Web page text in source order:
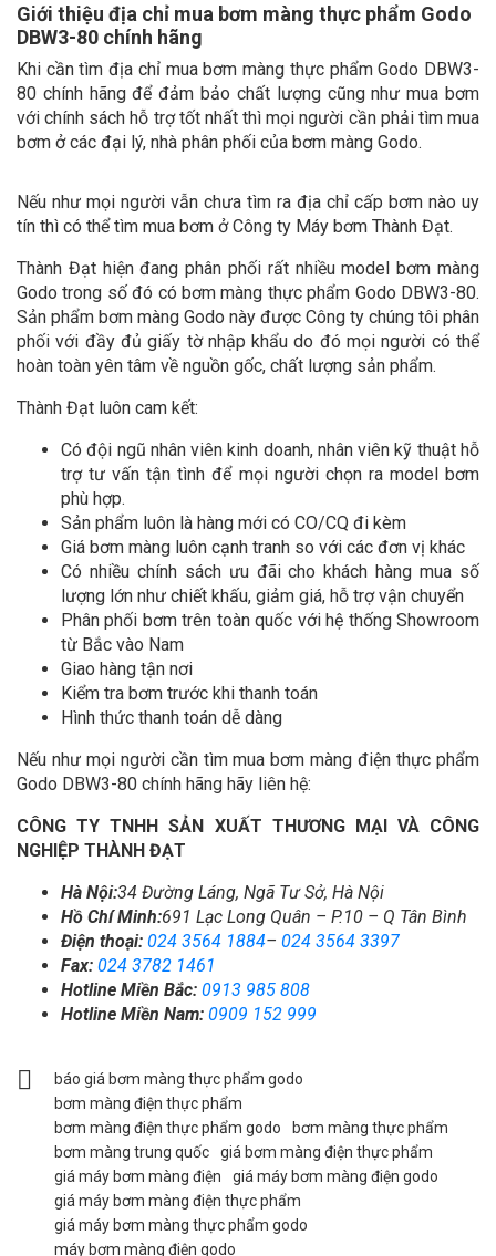
Giới thiệu địa chỉ mua bơm màng thực phẩm Godo
DBW3-80 chính hãng
Khi cần tìm địa chỉ mua bơm màng thực phẩm Godo DBW3-
80 chính hãng để đảm bảo chất lượng cũng như mua bơm
với chính sách hỗ trợ tốt nhất thì mọi người cần phải tìm mua
bơm ở các đại lý, nhà phân phối của bơm màng Godo.
Nếu như mọi người vẫn chưa tìm ra địa chỉ cấp bơm nào uy
tín thì có thể tìm mua bơm ở Công ty Máy bơm Thành Đạt.
Thành Đạt hiện đang phân phối rất nhiều model bơm màng
Godo trong số đó có bơm màng thực phẩm Godo DBW3-80.
Sản phẩm bơm màng Godo này được Công ty chúng tôi phân
phối với đầy đủ giấy tờ nhập khẩu do đó mọi người có thể
hoàn toàn yên tâm về nguồn gốc, chất lượng sản phẩm.
Thành Đạt luôn cam kết:
Có đội ngũ nhân viên kinh doanh, nhân viên kỹ thuật hỗ
trợ tư vấn tận tình để mọi người chọn ra model bơm
phù hợp.
Sản phẩm luôn là hàng mới có CO/CQ đi kèm
Giá bơm màng luôn cạnh tranh so với các đơn vị khác
Có nhiều chính sách ưu đãi cho khách hàng mua số
lượng lớn như chiết khấu, giảm giá, hỗ trợ vận chuyển
Phân phối bơm trên toàn quốc với hệ thống Showroom
từ Bắc vào Nam
Giao hàng tận nơi
Kiểm tra bơm trước khi thanh toán
Hình thức thanh toán dễ dàng
Nếu như mọi người cần tìm mua bơm màng điện thực phẩm
Godo DBW3-80 chính hãng hãy liên hệ:
CÔNG TY TNHH SẢN XUẤT THƯƠNG MẠI VÀ CÔNG
NGHIỆP THÀNH ĐẠT
Hà Nội:34 Đường Láng, Ngã Tư Sở, Hà Nội
Hồ Chí Minh:691 Lạc Long Quân – P.10 – Q Tân Bình
Điện thoại: 024 3564 1884– 024 3564 3397
Fax: 024 3782 1461
Hotline Miền Bắc: 0913 985 808
Hotline Miền Nam: 0909 152 999
báo giá bơm màng thực phẩm godo
bơm màng điện thực phẩm
bơm màng điện thực phẩm godo
bơm màng thực phẩm
bơm màng trung quốc
giá bơm màng điện thực phẩm
giá máy bơm màng điện
giá máy bơm màng điện godo
giá máy bơm màng điện thực phẩm
giá máy bơm màng thực phẩm godo
máy bơm màng điện godo